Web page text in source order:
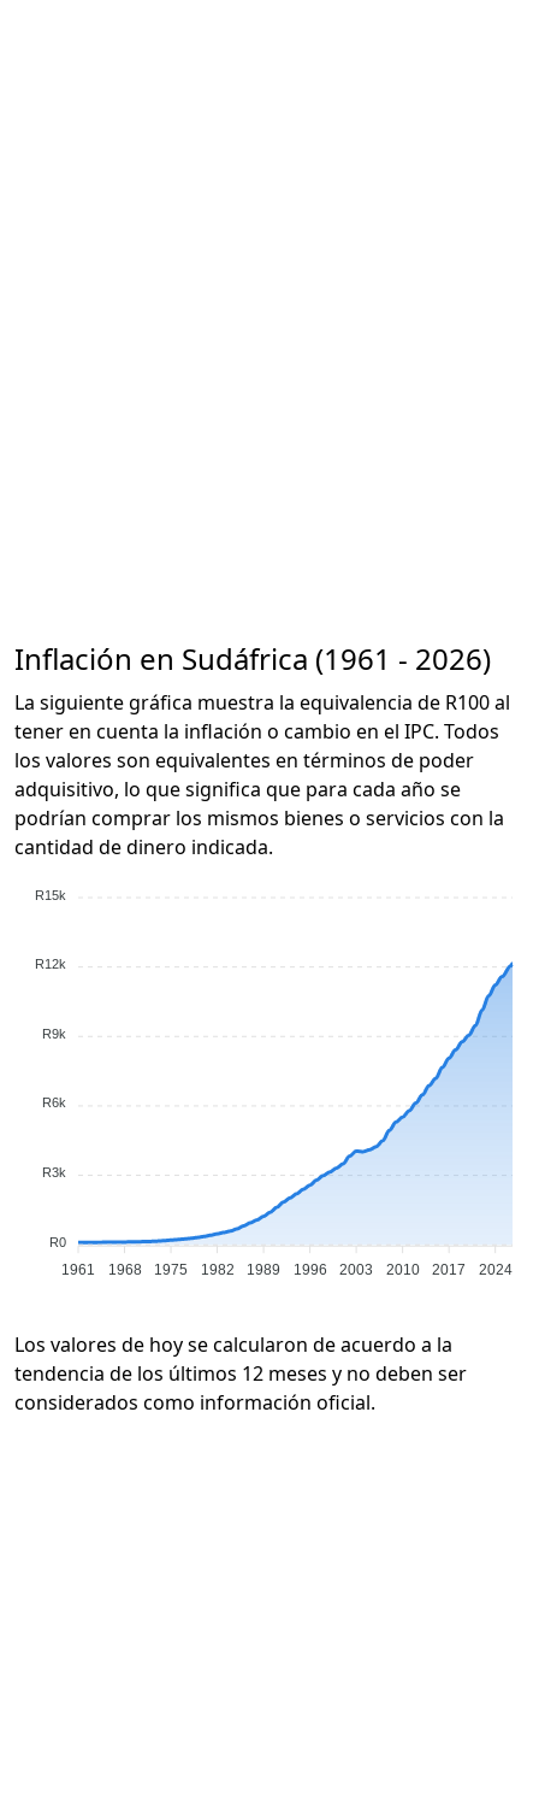
Inflación en Sudáfrica (1961 - 2026)
La siguiente gráfica muestra la equivalencia de R100 al
tener en cuenta la inflación o cambio en el IPC. Todos
los valores son equivalentes en términos de poder
adquisitivo, lo que significa que para cada año se
podrían comprar los mismos bienes o servicios con la
cantidad de dinero indicada.
R15k
R12k
R9k
R6k
R3k
R0
1961 1968 1975 1982 1989 1996 2003 2010 2017 2024
Los valores de hoy se calcularon de acuerdo a la
tendencia de los últimos 12 meses y no deben ser
considerados como información oficial.